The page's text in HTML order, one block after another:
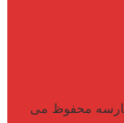
محفوظ می